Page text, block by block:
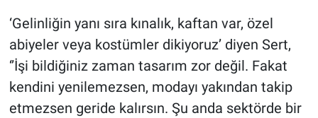
‘Gelinliğin yanı sıra kınalık, kaftan var, özel
abiyeler veya kostümler dikiyoruz’ diyen Sert,
‘’İşi bildiğiniz zaman tasarım zor değil. Fakat
kendini yenilemezsen, modayı yakından takip
etmezsen geride kalırsın. Şu anda sektörde bir